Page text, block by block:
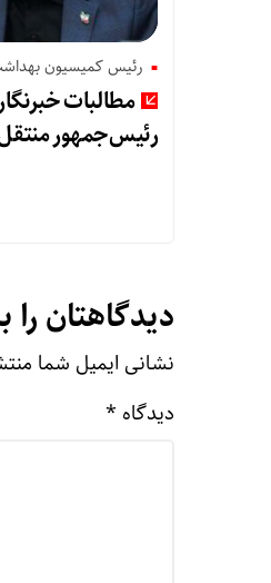
رئیس کمیسیون
مطالبات
رئیس‌جمهور
دیدگاهتان را
نشانی ایمیل شما
دیدگاه *